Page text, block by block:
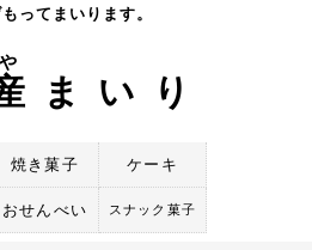
ってまいります。
や
まいり
焼き菓子 ケーキ
おせんべい スナック菓子